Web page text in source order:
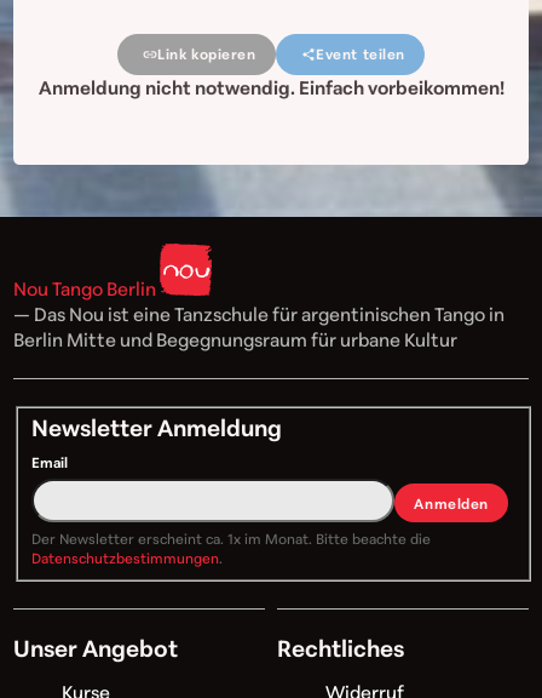
Link kopieren Event teilen
Anmeldung nicht notwendig. Einfach vorbeikommen!
Nou Tango Berlin
— Das Nou ist eine Tanzschule für argentinischen Tango in
Berlin Mitte und Begegnungsraum für urbane Kultur
Newsletter Anmeldung
Email
Anmelden
Der Newsletter erscheint ca. 1x im Monat. Bitte beachte die
Datenschutzbestimmungen.
Unser Angebot
Kurse
Rechtliches
Widerruf